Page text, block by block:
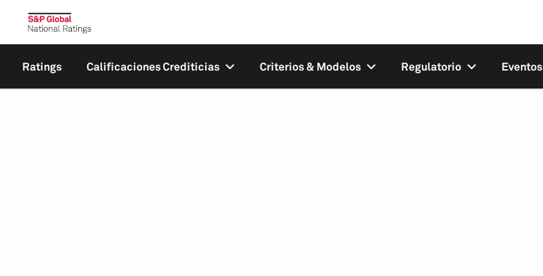
Ratings Calificaciones Crediticias Criterios & Modelos Regulatorio Eventos